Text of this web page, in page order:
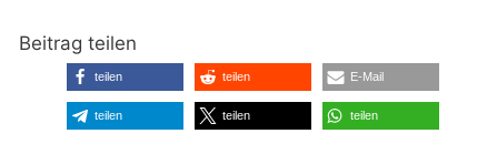
Beitrag teilen
teilen teilen E-Mail
teilen teilen teilen